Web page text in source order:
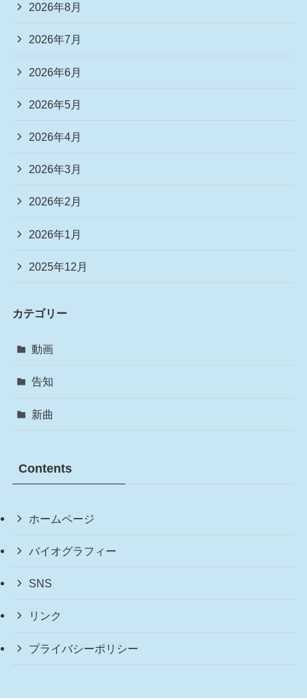
2026年8月
2026年7月
2026年6月
2026年5月
2026年4月
2026年3月
2026年2月
2026年1月
2025年12月
カテゴリー
動画
告知
新曲
Contents
ホームページ
バイオグラフィー
SNS
リンク
プライバシーポリシー